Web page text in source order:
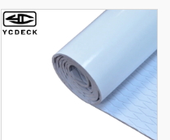
Motorboat Yacht Kayak RV